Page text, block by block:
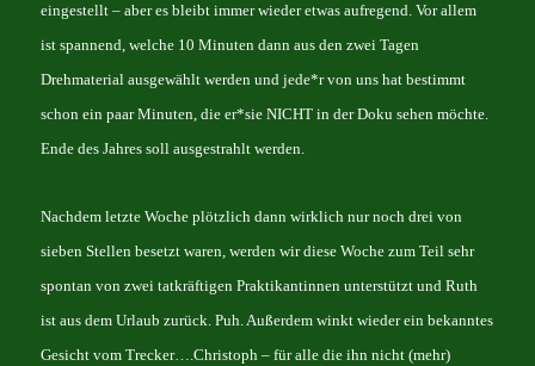
eingestellt – aber es bleibt immer wieder etwas aufregend. Vor allem
ist spannend, welche 10 Minuten dann aus den zwei Tagen
Drehmaterial ausgewählt werden und jede*r von uns hat bestimmt
schon ein paar Minuten, die er*sie NICHT in der Doku sehen möchte.
Ende des Jahres soll ausgestrahlt werden.
Nachdem letzte Woche plötzlich dann wirklich nur noch drei von
sieben Stellen besetzt waren, werden wir diese Woche zum Teil sehr
spontan von zwei tatkräftigen Praktikantinnen unterstützt und Ruth
ist aus dem Urlaub zurück. Puh. Außerdem winkt wieder ein bekanntes
Gesicht vom Trecker….Christoph – für alle die ihn nicht (mehr)